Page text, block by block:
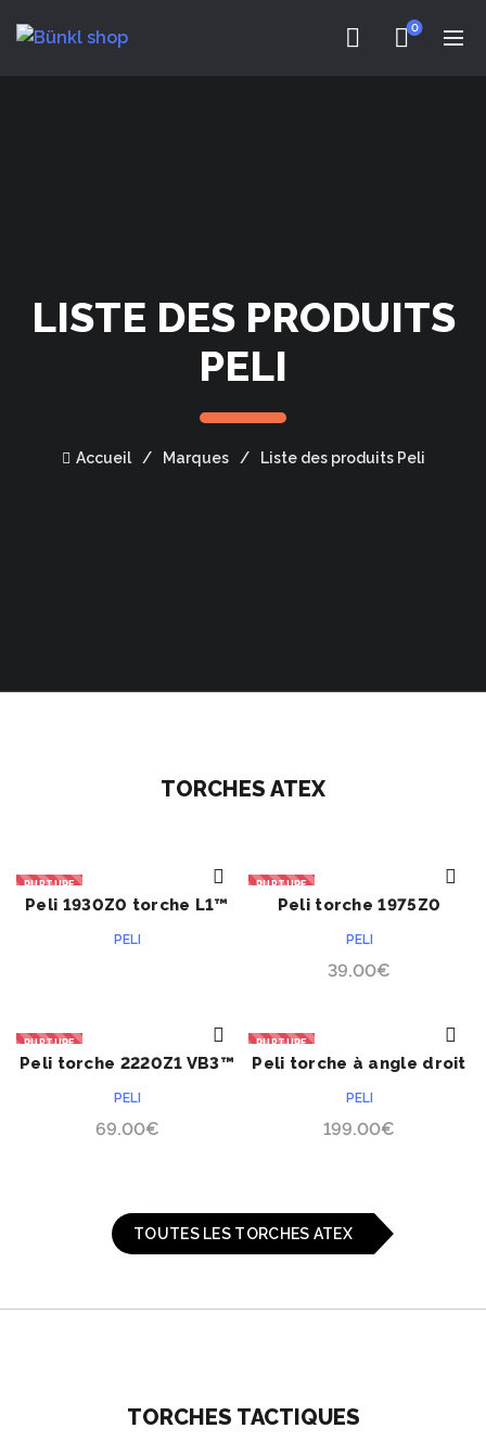
0
LISTE DES PRODUITS
PELI
Accueil Marques Liste des produits Peli
TORCHES ATEX
RUPTURE
ACHETER
Peli 1930Z0 torche L1™
PELI
RUPTURE
ACHETER
Peli torche 1975Z0
PELI
39.00€
RUPTURE
ACHETER
Peli torche 2220Z1 VB3™
PELI
69.00€
RUPTURE
ACHETER
Peli torche à angle droit
PELI
199.00€
TOUTES LES TORCHES ATEX
TORCHES TACTIQUES